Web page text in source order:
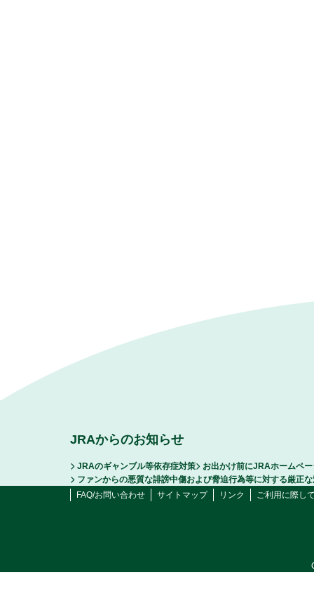
JRAからのお知らせ
JRAのギャンブル等依存症対策
お出かけ前にJRAホームペ
ファンからの悪質な誹謗中傷および脅迫行為等に対する厳正
FAQ/お問い合わせ
サイトマップ リンク ご利用に際し